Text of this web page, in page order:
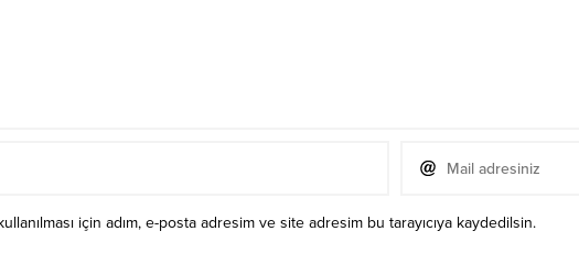
için adım, e-posta adresim ve site adresim bu tarayıcıya kaydedilsin.